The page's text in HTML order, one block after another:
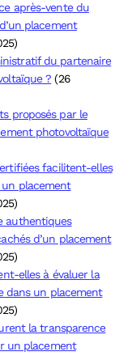
après-vente du
placement
du partenaire
? (26
proposés par le
photovoltaïque
facilitent-elles
placement
authentiques
d’un placement
elles à évaluer la
dans un placement
la transparence
un placement